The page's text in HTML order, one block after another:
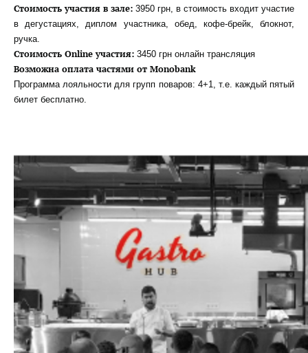
Стоимость участия в зале: 3950 грн, в стоимость входит участие
в дегустациях, диплом участника, обед, кофе-брейк, блокнот,
ручка.
Стоимость Online участия: 3450 грн онлайн трансляция
Возможна оплата частями от Monobank
Программа лояльности для групп поваров: 4+1, т.е. каждый пятый
билет бесплатно.